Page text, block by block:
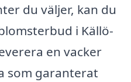
du väljer, kan du
i Källö-
en vacker
som garanterat